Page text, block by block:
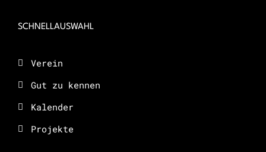
SCHNELLAUSWAHL
Verein
Gut zu kennen
Kalender
Projekte